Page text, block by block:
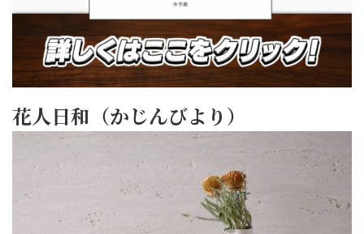
花人日和（かじんびより）